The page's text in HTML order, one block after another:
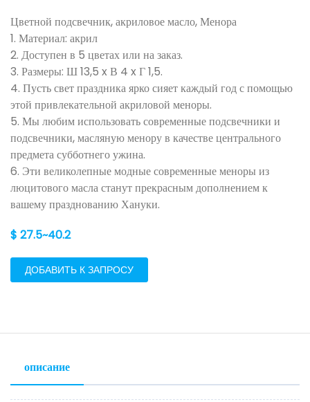
Цветной подсвечник, акриловое масло, Менора
1. Материал: акрил
2. Доступен в 5 цветах или на заказ.
3. Размеры: Ш 13,5 x В 4 x Г 1,5.
4. Пусть свет праздника ярко сияет каждый год с помощью
этой привлекательной акриловой меноры.
5. Мы любим использовать современные подсвечники и
подсвечники, масляную менору в качестве центрального
предмета субботнего ужина.
6. Эти великолепные модные современные меноры из
люцитового масла станут прекрасным дополнением к
вашему празднованию Хануки.
$ 27.5~40.2
ДОБАВИТЬ К ЗАПРОСУ
описание